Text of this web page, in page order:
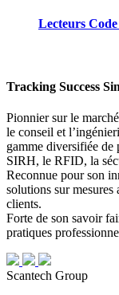
Lecteurs
Tracking Success
Pionnier sur le
le conseil et
gamme diversifiée de
SIRH, le RFID, la
Reconnue pour son
solutions sur mesures
clients.
Forte de son savoir
pratiques
Scantech Group